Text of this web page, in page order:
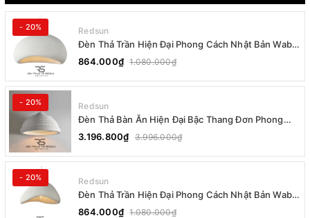
- 20% Redsun
Đèn Thả Trần Hiện Đại Phong Cách Nhật Bản Wabi-
sabi CDT-T036 Dáng B
864.000₫ 1.080.000₫
- 20% Redsun
Đèn Thả Bàn Ăn Hiện Đại Bậc Thang Đơn Phong
Cách Nhật Bản Wabi-sabi DC-T078B
3.196.800₫ 3.996.000₫
- 20% Redsun
Đèn Thả Trần Hiện Đại Phong Cách Nhật Bản Wabi-
sabi CDT-T036 Dáng A
864.000₫ 1.080.000₫